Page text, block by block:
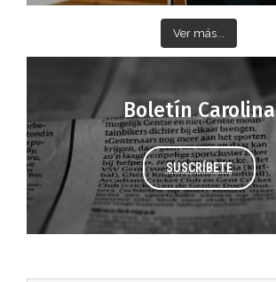
Ver más...
Boletín Carolina
SUSCRÍBETE